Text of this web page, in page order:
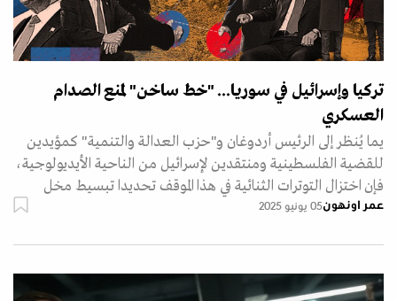
تركيا وإسرائيل في سوريا... "خط ساخن" لمنع الصدام
العسكري
يما يُنظر إلى الرئيس أردوغان و"حزب العدالة والتنمية" كمؤيدين
للقضية الفلسطينية ومنتقدين لإسرائيل من الناحية الأيديولوجية،
فإن اختزال التوترات الثنائية في هذا الموقف تحديدا تبسيط مخل
عمر اونهون05 يونيو 2025